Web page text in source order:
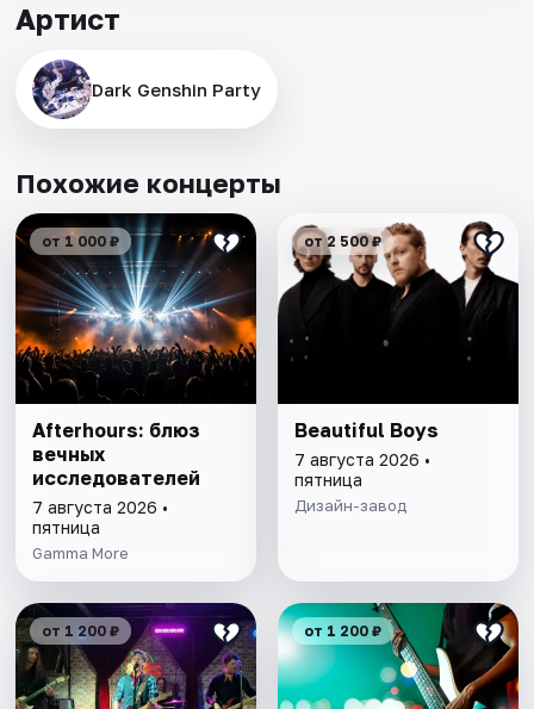
Артист
Dark Genshin Party
Похожие концерты
от 1 000 ₽
Afterhours: блюз
вечных
исследователей
7 августа 2026 •
пятница
Gamma More
от 2 500 ₽
Beautiful Boys
7 августа 2026 •
пятница
Дизайн-завод
от 1 200 ₽ от 1 200 ₽